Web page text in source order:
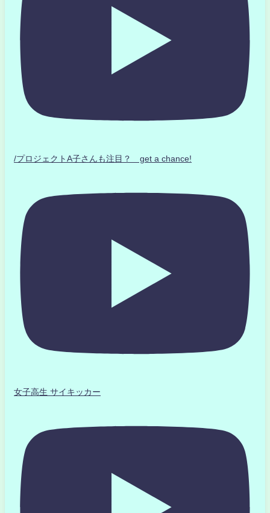
/プロジェクトA子さんも注目？ get a chance!
女子高生 サイキッカー